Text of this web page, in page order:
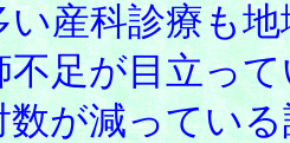
い産科診療も
不足が目立っ
が減っている